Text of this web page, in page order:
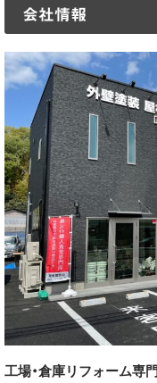
会社情報
工場・倉庫リフォーム専